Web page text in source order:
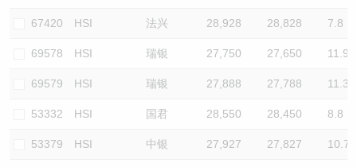
67420 HSI 法兴 28,928 28,828 7.8
69578 HSI 瑞银 27,750 27,650 11.9
69579 HSI 瑞银 27,888 27,788 11.3
53332 HSI 国君 28,550 28,450 8.8
53379 HSI 中银 27,927 27,827 10.7